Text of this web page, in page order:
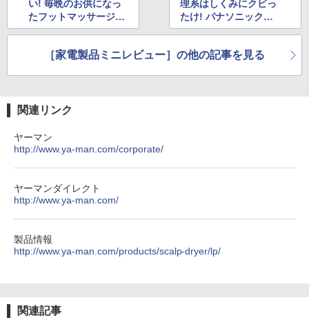
い! 毎晩のお供になっ
たフットマッサージャ
ー「マシュア」
理系はしくみにクビっ
たけ! パナソニックの
次世代「創風機Q」
［家電製品ミニレビュー］の他の記事を見る
関連リンク
ヤーマン
http://www.ya-man.com/corporate/
ヤーマンダイレクト
http://www.ya-man.com/
製品情報
http://www.ya-man.com/products/scalp-dryer/lp/
関連記事